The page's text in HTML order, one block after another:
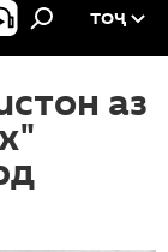
ТОҶ
аз